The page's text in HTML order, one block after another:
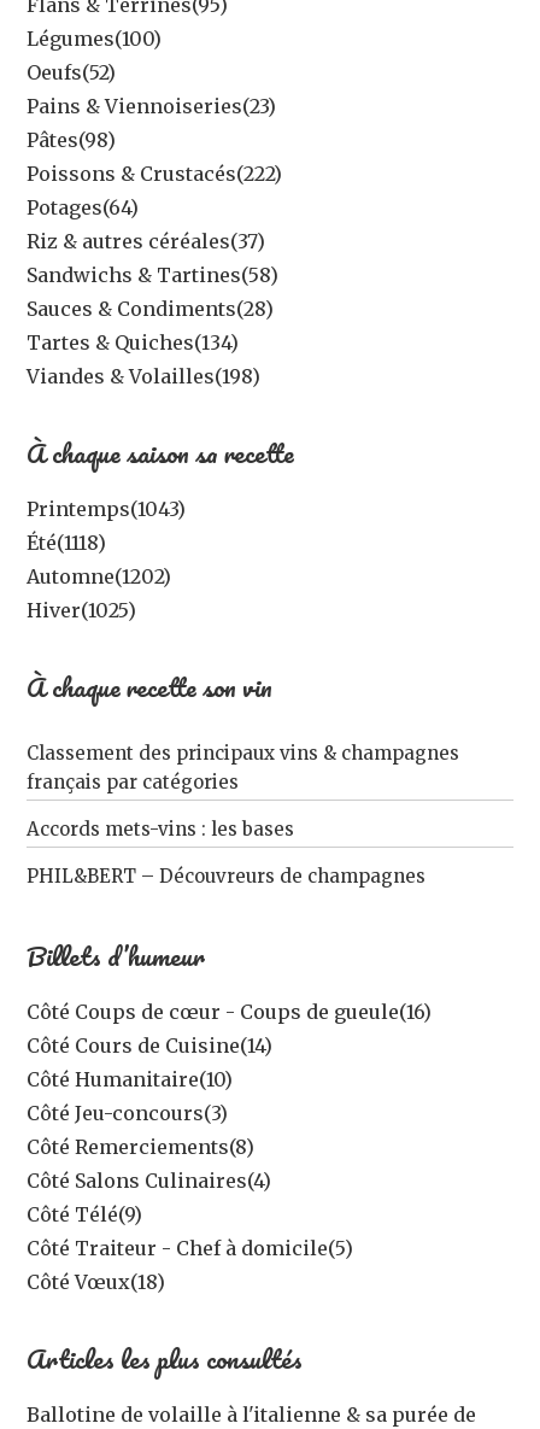
Flans & Terrines(95)
Légumes(100)
Oeufs(52)
Pains & Viennoiseries(23)
Pâtes(98)
Poissons & Crustacés(222)
Potages(64)
Riz & autres céréales(37)
Sandwichs & Tartines(58)
Sauces & Condiments(28)
Tartes & Quiches(134)
Viandes & Volailles(198)
À chaque saison sa recette
Printemps(1043)
Été(1118)
Automne(1202)
Hiver(1025)
À chaque recette son vin
Classement des principaux vins & champagnes
français par catégories
Accords mets-vins : les bases
PHIL&BERT – Découvreurs de champagnes
Billets d’humeur
Côté Coups de cœur - Coups de gueule(16)
Côté Cours de Cuisine(14)
Côté Humanitaire(10)
Côté Jeu-concours(3)
Côté Remerciements(8)
Côté Salons Culinaires(4)
Côté Télé(9)
Côté Traiteur - Chef à domicile(5)
Côté Vœux(18)
Articles les plus consultés
Ballotine de volaille à l'italienne & sa purée de